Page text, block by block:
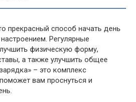
прекрасный способ начать день
Регулярные
физическую форму,
а также улучшить общее
– это комплекс
вам проснуться и